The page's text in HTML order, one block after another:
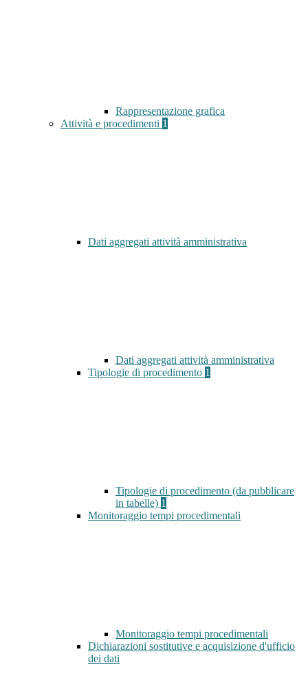
Rappresentazione grafica
Attività e procedimenti 1
Dati aggregati attività amministrativa
Dati aggregati attività amministrativa
Tipologie di procedimento 1
Tipologie di procedimento (da pubblicare
in tabelle) 1
Monitoraggio tempi procedimentali
Monitoraggio tempi procedimentali
Dichiarazioni sostitutive e acquisizione d'ufficio
dei dati